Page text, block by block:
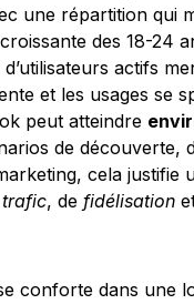
une répartition qui
des 18-24
d’utilisateurs actifs
et les usages se
peut atteindre
de découverte,
cela
trafic, de fidélisation
conforte dans une